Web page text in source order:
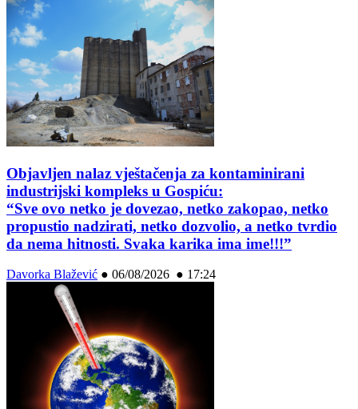
Objavljen nalaz vještačenja za kontaminirani
industrijski kompleks u Gospiću:
“Sve ovo netko je dovezao, netko zakopao, netko
propustio nadzirati, netko dozvolio, a netko tvrdio
da nema hitnosti. Svaka karika ima ime!!!”
Davorka Blažević ● 06/08/2026 ● 17:24